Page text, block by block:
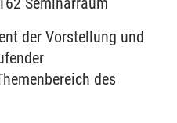
der Vorstellung und
des